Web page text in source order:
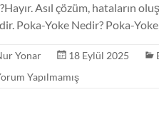
Asıl çözüm, hataların
Poka-Yoke Nedir? Poka-
Yonar 18 Eylül 2025
Yapılmamış